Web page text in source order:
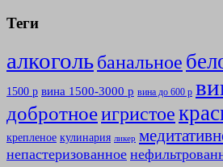
Теги
алкогольбанальное
1500 р вина 1500-3000 р вина до 600 р
добротноеигристое
крепленое кулинария ликер
непастеризованное